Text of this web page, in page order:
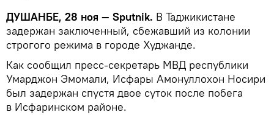
ДУШАНБЕ, 28 ноя — Sputnik. В Таджикистане
задержан заключенный, сбежавший из колонии
строгого режима в городе Худжанде.
Как сообщил пресс-секретарь МВД республики
Умарджон Эмомали, Исфары Амонуллохон Носири
был задержан спустя двое суток после побега
в Исфаринском районе.